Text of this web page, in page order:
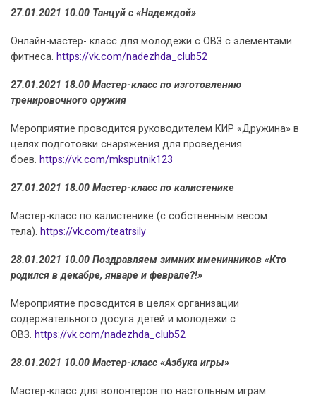
27.01.2021 10.00 Танцуй с «Надеждой»
Онлайн-мастер- класс для молодежи с ОВЗ с элементами
фитнеса. https://vk.com/nadezhda_club52
27.01.2021 18.00 Мастер-класс по изготовлению
тренировочного оружия
Мероприятие проводится руководителем КИР «Дружина» в
целях подготовки снаряжения для проведения
боев. https://vk.com/mksputnik123
27.01.2021 18.00 Мастер-класс по калистенике
Мастер-класс по калистенике (с собственным весом
тела). https://vk.com/teatrsily
28.01.2021 10.00 Поздравляем зимних именинников «Кто
родился в декабре, январе и феврале?!»
Мероприятие проводится в целях организации
содержательного досуга детей и молодежи с
ОВЗ. https://vk.com/nadezhda_club52
28.01.2021 10.00 Мастер-класс «Азбука игры»
Мастер-класс для волонтеров по настольным играм